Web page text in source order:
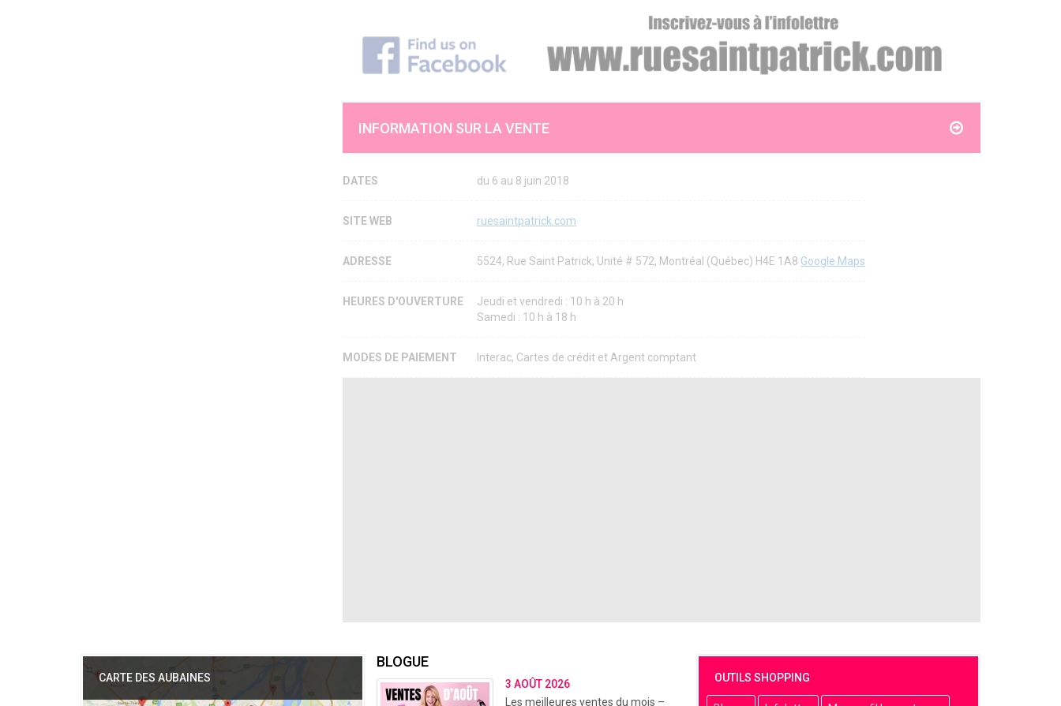
INFORMATION SUR LA VENTE
DATES du 6 au 8 juin 2018
SITE WEB ruesaintpatrick.com
ADRESSE 5524, Rue Saint Patrick, Unité # 572, Montréal (Québec) H4E 1A8 Google Maps
HEURES D'OUVERTURE
Jeudi et vendredi : 10 h à 20 h
Samedi : 10 h à 18 h
MODES DE PAIEMENT Interac, Cartes de crédit et Argent comptant
CARTE DES AUBAINES OUTILS SHOPPING
BLOGUE
3 AOÛT 2026
Les meilleures ventes du mois –